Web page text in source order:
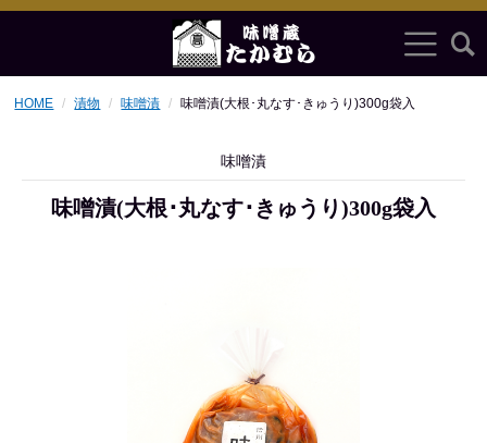
HOME 漬物 味噌漬 味噌漬(大根･丸なす･きゅうり)300g袋入
味噌漬
味噌漬(大根･丸なす･きゅうり)300g袋入